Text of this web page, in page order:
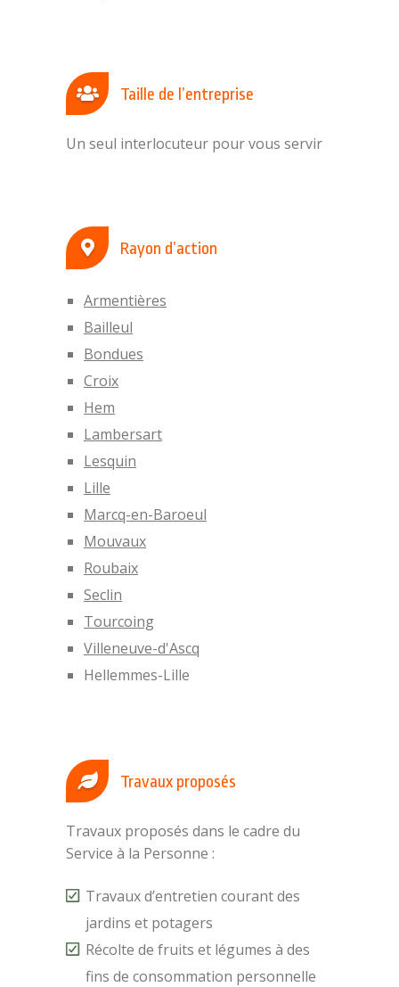
Taille de l’entreprise
Un seul interlocuteur pour vous servir
Rayon d’action
Armentières
Bailleul
Bondues
Croix
Hem
Lambersart
Lesquin
Lille
Marcq-en-Baroeul
Mouvaux
Roubaix
Seclin
Tourcoing
Villeneuve-d'Ascq
Hellemmes-Lille
Travaux proposés
Travaux proposés dans le cadre du
Service à la Personne :
Travaux d’entretien courant des
jardins et potagers
Récolte de fruits et légumes à des
fins de consommation personnelle